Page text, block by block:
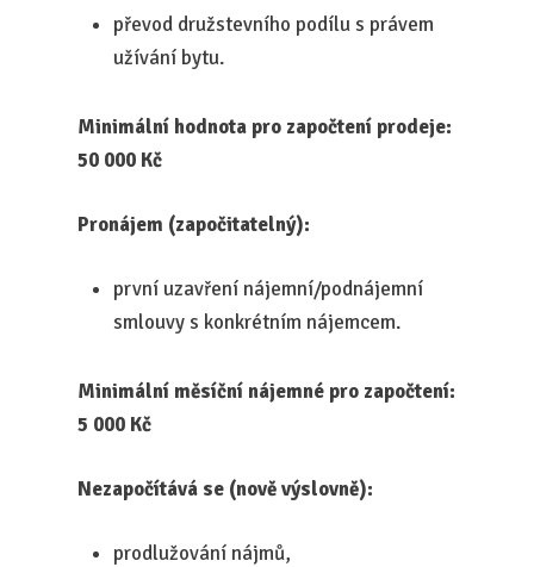
převod družstevního podílu s právem
užívání bytu.
Minimální hodnota pro započtení prodeje:
50 000 Kč
Pronájem (započitatelný):
první uzavření nájemní/podnájemní
smlouvy s konkrétním nájemcem.
Minimální měsíční nájemné pro započtení:
5 000 Kč
Nezapočítává se (nově výslovně):
prodlužování nájmů,